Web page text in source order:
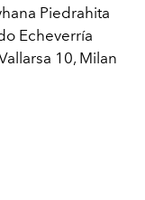
Piedrahita
Echeverría
10, Milan